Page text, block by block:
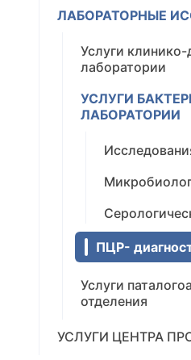
ЛАБОРАТОРНЫЕ
Услуги
лаборатории
УСЛУГИ
ЛАБОРАТОРИИ
ПЦР-
Услуги
отделения
УСЛУГИ ЦЕНТРА